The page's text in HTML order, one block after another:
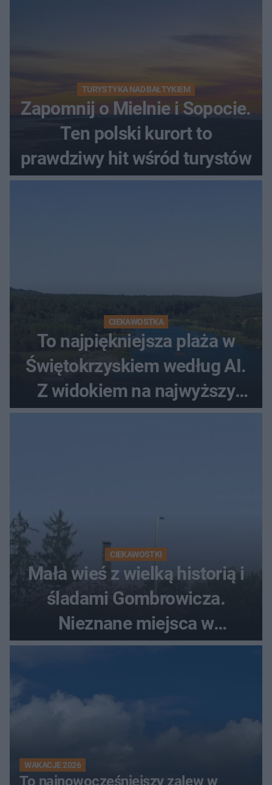
TURYSTYKA NAD BAŁTYKIEM
Zapomnij o Mielnie i Sopocie.
Ten polski kurort to
prawdziwy hit wśród turystów
CIEKAWOSTKA
To najpiękniejsza plaża w
Świętokrzyskiem według AI.
Z widokiem na najwyższy
szczyt Gór Świętokrzyskich
CIEKAWOSTKI
Mała wieś z wielką historią i
śladami Gombrowicza.
Nieznane miejsca w
Świętokrzyskiem
WAKACJE 2026
To najnowocześniejszy zalew w